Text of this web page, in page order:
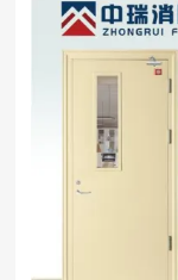
关闭和密封性能
造或加装其他设